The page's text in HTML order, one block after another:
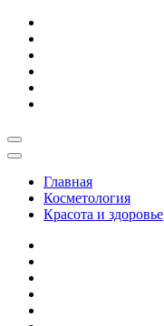
Skip
content
Главная
Косметология
Красота и здоровье